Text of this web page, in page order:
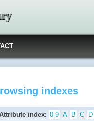
indexes
Attribute index: 0-9 A B C D